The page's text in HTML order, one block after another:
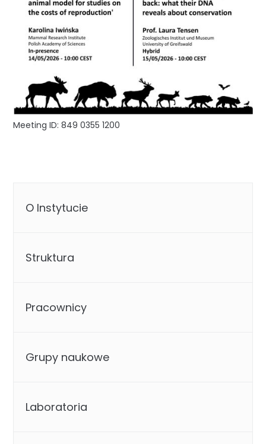
Meeting ID: 849 0355 1200
O Instytucie
Struktura
Pracownicy
Grupy naukowe
Laboratoria